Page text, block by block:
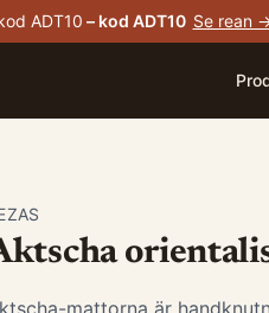
ADT10 – kod ADT10 Se rean
mattorna är